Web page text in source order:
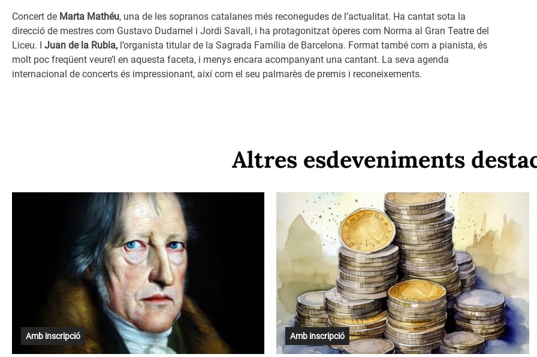
Concert de Marta Mathéu, una de les sopranos catalanes més reconegudes de l’actualitat. Ha cantat sota la
direcció de mestres com Gustavo Dudamel i Jordi Savall, i ha protagonitzat òperes com Norma al Gran Teatre del
Liceu. I Juan de la Rubia, l’organista titular de la Sagrada Família de Barcelona. Format també com a pianista, és
molt poc freqüent veure’l en aquesta faceta, i menys encara acompanyant una cantant. La seva agenda
internacional de concerts és impressionant, així com el seu palmarès de premis i reconeixements.
Altres esdeveniments
Amb inscripció Amb inscripció